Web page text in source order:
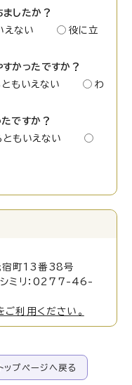
ましたか？
えない
役に立
かったですか？
ともいえない
わ
ですか？
ともいえない
町13番38号
ミリ：0277-46-
利用ください。
ップページへ戻る